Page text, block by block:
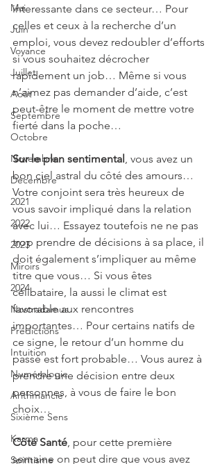
Mai
Juin
Voyance
Juillet
Août
Septembre
Octobre
Novembre
Décembre
2021
2022
2023
Miroirs
2024
Nostradamus
Prédictions
Intuition
Numérologie
Arithmancie
Sixième Sens
Karma
Spiritisme
interessante dans ce secteur… Pour
celles et ceux à la recherche d’un
emploi, vous devez redoubler d’efforts
si vous souhaitez décrocher
rapidement un job… Même si vous
n’aimez pas demander d’aide, c’est
peut-être le moment de mettre votre
fierté dans la poche…
Sur le plan sentimental , vous avez un
bon ciel astral du côté des amours…
Votre conjoint sera très heureux de
vous savoir impliqué dans la relation
avec lui… Essayez toutefois ne ne pas
trop prendre de décisions à sa place, il
doit également s’impliquer au même
titre que vous… Si vous êtes
célibataire, la aussi le climat est
favorable aux rencontres
importantes… Pour certains natifs de
ce signe, le retour d’un homme du
passé est fort probable… Vous aurez à
prendre une décision entre deux
personnes, à vous de faire le bon
choix…
Côté Santé, pour cette première
semaine on peut dire que vous avez